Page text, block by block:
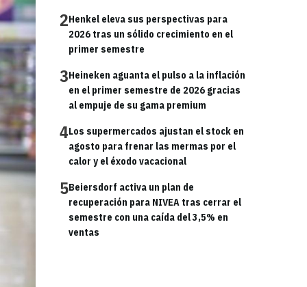
2Henkel eleva sus perspectivas para
2026 tras un sólido crecimiento en el
primer semestre
3Heineken aguanta el pulso a la inflación
en el primer semestre de 2026 gracias
al empuje de su gama premium
4Los supermercados ajustan el stock en
agosto para frenar las mermas por el
calor y el éxodo vacacional
5Beiersdorf activa un plan de
recuperación para NIVEA tras cerrar el
semestre con una caída del 3,5% en
ventas